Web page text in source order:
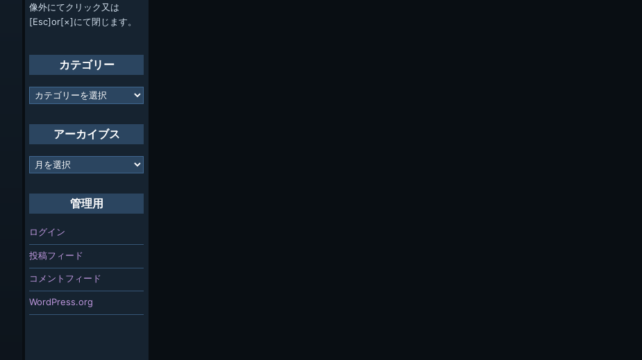
像外にてクリック又は
[Esc]or[×]にて閉じます。
カテゴリー
カ
テ
アーカイブス
ア
ー
管理用
ログイン
投稿フィード
コメントフィード
WordPress.org